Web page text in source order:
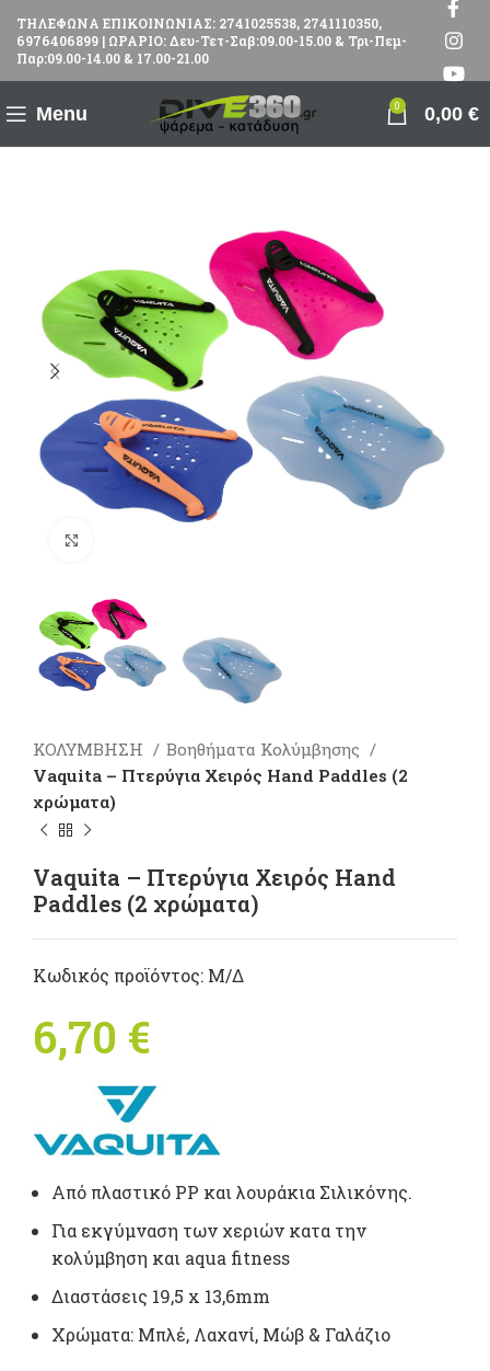
ΤΗΛΕΦΩΝΑ ΕΠΙΚΟΙΝΩΝΙΑΣ: 2741025538, 2741110350,
6976406899 | ΩΡΑΡΙΟ: Δευ-Τετ-Σαβ:09.00-15.00 & Τρι-Πεμ-
Παρ:09.00-14.00 & 17.00-21.00
Menu 0 0,00 €
ΚΟΛΥΜΒΗΣΗ
Βοηθήματα Κολύμβησης
Vaquita – Πτερύγια Χειρός Hand Paddles (2
χρώματα)
Vaquita – Πτερύγια Χειρός Hand
Paddles (2 χρώματα)
Κωδικός προϊόντος: Μ/Δ
6,70 €
Από πλαστικό PP και λουράκια Σιλικόνης.
Για εκγύμναση των χεριών κατα την
κολύμβηση και aqua fitness
Διαστάσεις 19,5 x 13,6mm
Xρώματα: Μπλέ, Λαχανί, Μώβ & Γαλάζιο